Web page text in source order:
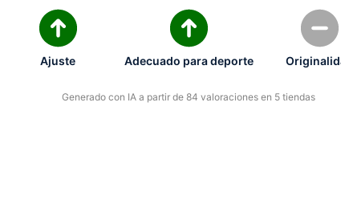
Ajuste Adecuado para deporte
Generado con IA a partir de 84 valoraciones en 5 tiendas